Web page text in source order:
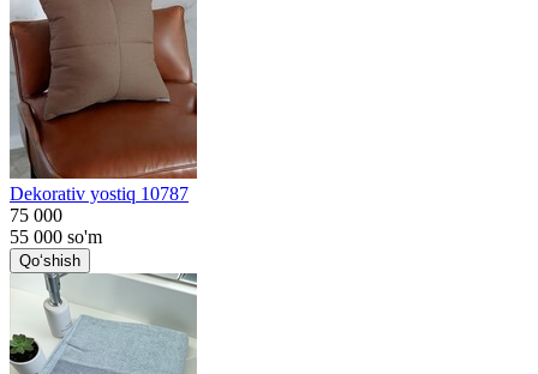
Dekorativ yostiq 10787
75 000
55 000 so'm
Qo‘shish